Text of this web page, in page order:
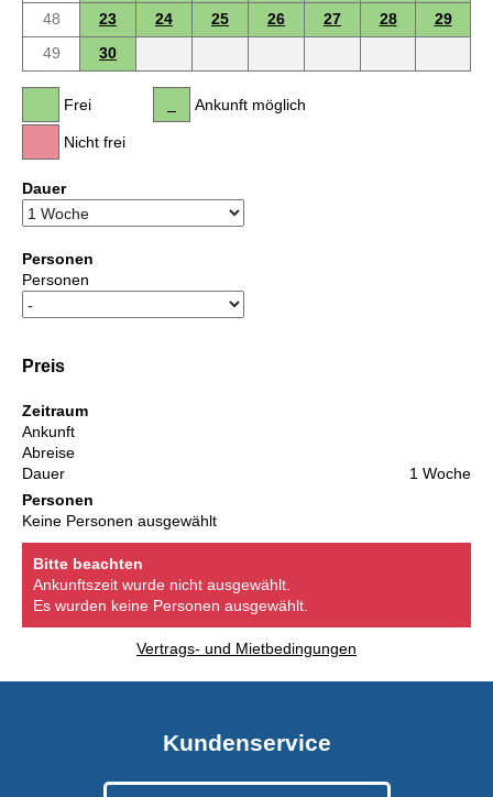
48
23 24 25 26 27 28
29
49
30
Frei
Nicht frei
Ankunft möglich
Dauer
Personen
Personen
Preis
Zeitraum
Ankunft
Abreise
Dauer
1 Woche
Personen
Keine Personen ausgewählt
Bitte beachten
Ankunftszeit wurde nicht ausgewählt.
Es wurden keine Personen ausgewählt.
Vertrags- und Mietbedingungen
Kundenservice